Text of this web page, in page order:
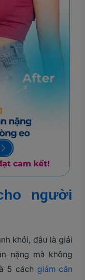
người
khỏi, đâu là giải
nặng mà không
5 cách giảm cân